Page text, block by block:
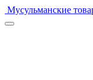
Мусульманские